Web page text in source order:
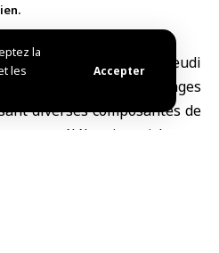
la
les
Accepter
Damas
a accueilli ce jeudi
intitulée « Images
diverses composantes de
une célébration riche en